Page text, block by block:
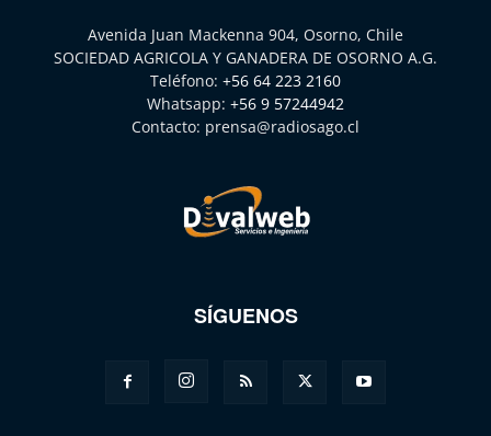
Avenida Juan Mackenna 904, Osorno, Chile
SOCIEDAD AGRICOLA Y GANADERA DE OSORNO A.G.
Teléfono: +56 64 223 2160
Whatsapp: +56 9 57244942
Contacto: prensa@radiosago.cl
SÍGUENOS